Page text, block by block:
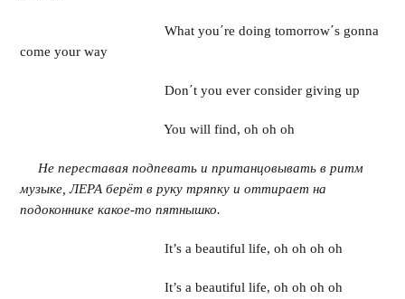
What you΄re doing tomorrow΄s gonna
come your way
Don΄t you ever consider giving up
You will find, oh oh oh
Не переставая подпевать и пританцовывать в ритм
музыке, ЛЕРА берёт в руку тряпку и оттирает на
подоконнике какое-то пятнышко.
It’s a beautiful life, oh oh oh oh
It’s a beautiful life, oh oh oh oh